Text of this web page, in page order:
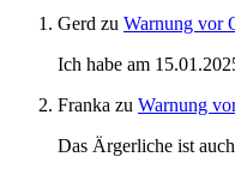
Gerd zu Warnung vor
Ich habe am
Franka zu Warnung
Das Ärgerliche ist